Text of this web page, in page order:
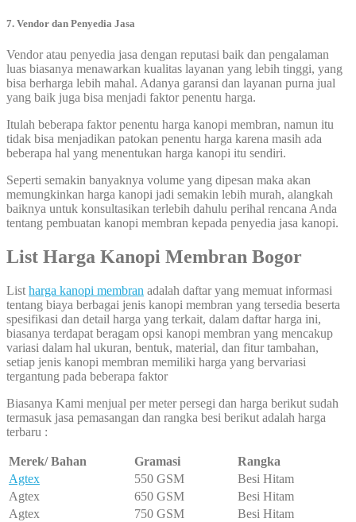
7. Vendor dan Penyedia Jasa
Vendor atau penyedia jasa dengan reputasi baik dan pengalaman
luas biasanya menawarkan kualitas layanan yang lebih tinggi, yang
bisa berharga lebih mahal. Adanya garansi dan layanan purna jual
yang baik juga bisa menjadi faktor penentu harga.
Itulah beberapa faktor penentu harga kanopi membran, namun itu
tidak bisa menjadikan patokan penentu harga karena masih ada
beberapa hal yang menentukan harga kanopi itu sendiri.
Seperti semakin banyaknya volume yang dipesan maka akan
memungkinkan harga kanopi jadi semakin lebih murah, alangkah
baiknya untuk konsultasikan terlebih dahulu perihal rencana Anda
tentang pembuatan kanopi membran kepada penyedia jasa kanopi.
List Harga Kanopi Membran Bogor
List harga kanopi membran adalah daftar yang memuat informasi
tentang biaya berbagai jenis kanopi membran yang tersedia beserta
spesifikasi dan detail harga yang terkait, dalam daftar harga ini,
biasanya terdapat beragam opsi kanopi membran yang mencakup
variasi dalam hal ukuran, bentuk, material, dan fitur tambahan,
setiap jenis kanopi membran memiliki harga yang bervariasi
tergantung pada beberapa faktor
Biasanya Kami menjual per meter persegi dan harga berikut sudah
termasuk jasa pemasangan dan rangka besi berikut adalah harga
terbaru :
Merek/ Bahan Gramasi
Rangka
Agtex
550 GSM
Besi Hitam
Agtex
650 GSM
Besi Hitam
Agtex
750 GSM
Besi Hitam